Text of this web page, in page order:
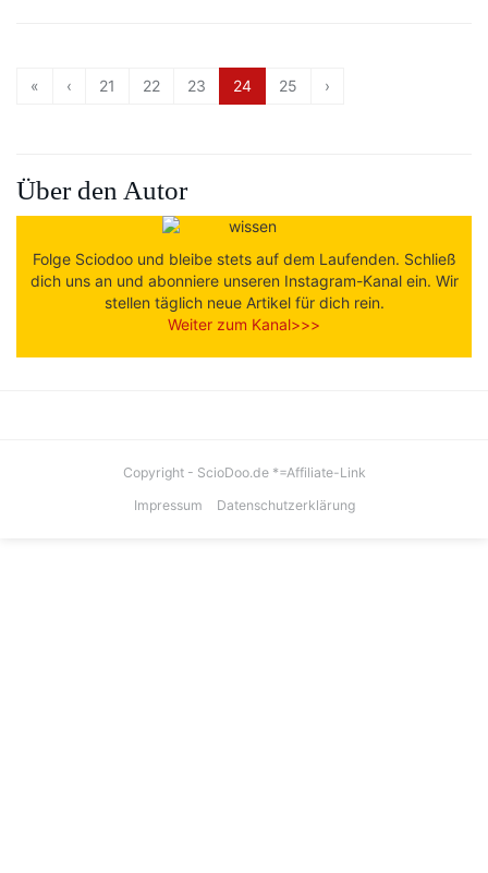
« ‹ 21 22 23 24 25 ›
Über den Autor
Folge Sciodoo und bleibe stets auf dem Laufenden. Schließ
dich uns an und abonniere unseren Instagram-Kanal ein. Wir
stellen täglich neue Artikel für dich rein.
Weiter zum Kanal>>>
Copyright - ScioDoo.de *=Affiliate-Link
Impressum
Datenschutzerklärung